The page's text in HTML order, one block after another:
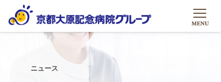
グループについて
ニュース